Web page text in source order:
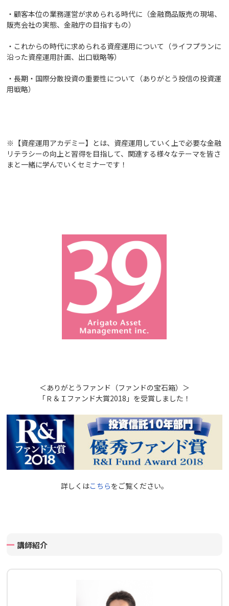
・顧客本位の業務運営が求められる時代に（金融商品販売の現場、
販売会社の実態、金融庁の目指すもの）
・これからの時代に求められる資産運用について（ライフプランに
沿った資産運用計画、出口戦略等）
・長期・国際分散投資の重要性について（ありがとう投信の投資運
用戦略）
※【資産運用アカデミー】とは、資産運用していく上で必要な金融
リテラシーの向上と習得を目指して、関連する様々なテーマを皆さ
まと一緒に学んでいくセミナーです！
＜ありがとうファンド（ファンドの宝石箱）＞
「Ｒ＆Ｉファンド大賞2018」を受賞しました！
詳しくはこちらをご覧ください。
講師紹介